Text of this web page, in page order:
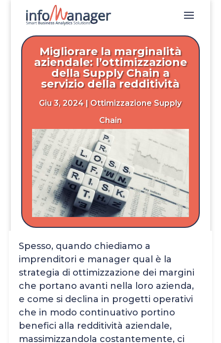
Migliorare la marginalità
aziendale: l’ottimizzazione
della Supply Chain a
servizio della redditività
Giu 3, 2024| Ottimizzazione Supply
Chain
Spesso, quando chiediamo a
imprenditori e manager qual è la
strategia di ottimizzazione dei margini
che portano avanti nella loro azienda,
e come si declina in progetti operativi
che in modo continuativo portino
benefici alla redditività aziendale,
massimizzandola costantemente, ci